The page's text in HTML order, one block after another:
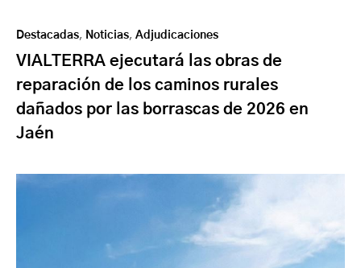
Destacadas, Noticias, Adjudicaciones
VIALTERRA ejecutará las obras de
reparación de los caminos rurales
dañados por las borrascas de 2026 en
Jaén